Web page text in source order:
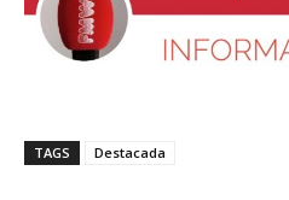
TAGS Destacada